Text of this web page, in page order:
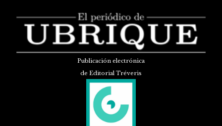
Publicación electrónica
de Editorial Tréveris